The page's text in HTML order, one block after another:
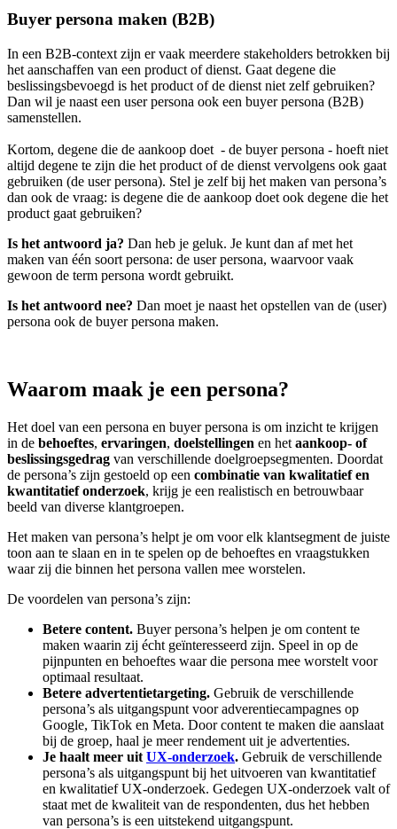
Buyer persona maken (B2B)
In een B2B-context zijn er vaak meerdere stakeholders betrokken bij
het aanschaffen van een product of dienst. Gaat degene die
beslissingsbevoegd is het product of de dienst niet zelf gebruiken?
Dan wil je naast een user persona ook een buyer persona (B2B)
samenstellen.
Kortom, degene die de aankoop doet - de buyer persona - hoeft niet
altijd degene te zijn die het product of de dienst vervolgens ook gaat
gebruiken (de user persona). Stel je zelf bij het maken van persona’s
dan ook de vraag: is degene die de aankoop doet ook degene die het
product gaat gebruiken?
Is het antwoord ja? Dan heb je geluk. Je kunt dan af met het
maken van één soort persona: de user persona, waarvoor vaak
gewoon de term persona wordt gebruikt.
Is het antwoord nee? Dan moet je naast het opstellen van de (user)
persona ook de buyer persona maken.
Waarom maak je een persona?
Het doel van een persona en buyer persona is om inzicht te krijgen
in de behoeftes, ervaringen, doelstellingen en het aankoop- of
beslissingsgedrag van verschillende doelgroepsegmenten. Doordat
de persona’s zijn gestoeld op een combinatie van kwalitatief en
kwantitatief onderzoek, krijg je een realistisch en betrouwbaar
beeld van diverse klantgroepen.
Het maken van persona’s helpt je om voor elk klantsegment de juiste
toon aan te slaan en in te spelen op de behoeftes en vraagstukken
waar zij die binnen het persona vallen mee worstelen.
De voordelen van persona’s zijn:
Betere content. Buyer persona’s helpen je om content te
maken waarin zij écht geïnteresseerd zijn. Speel in op de
pijnpunten en behoeftes waar die persona mee worstelt voor
optimaal resultaat.
Betere advertentietargeting. Gebruik de verschillende
persona’s als uitgangspunt voor adverentiecampagnes op
Google, TikTok en Meta. Door content te maken die aanslaat
bij de groep, haal je meer rendement uit je advertenties.
Je haalt meer uit UX-onderzoek. Gebruik de verschillende
persona’s als uitgangspunt bij het uitvoeren van kwantitatief
en kwalitatief UX-onderzoek. Gedegen UX-onderzoek valt of
staat met de kwaliteit van de respondenten, dus het hebben
van persona’s is een uitstekend uitgangspunt.